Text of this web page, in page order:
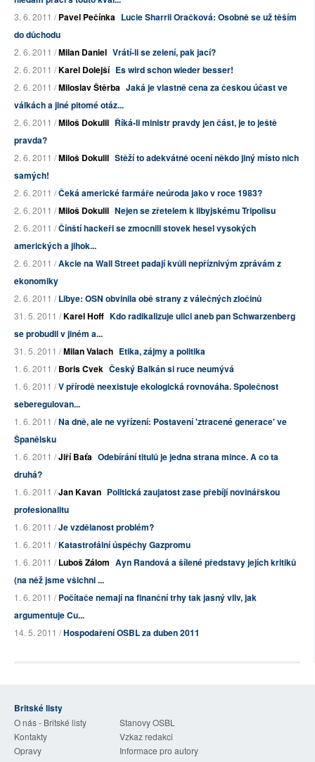
3. 6. 2011 /Pavel Pečínka Lucie Sharrii Oračková: Osobně se už těším
do důchodu
2. 6. 2011 /Milan Daniel Vrátí-li se zelení, pak jací?
2. 6. 2011 /Karel Dolejší Es wird schon wieder besser!
2. 6. 2011 /Miloslav Štěrba Jaká je vlastně cena za českou účast ve
válkách a jiné pitomé otáz...
2. 6. 2011 /Miloš Dokulil Říká-li ministr pravdy jen část, je to ještě
pravda?
2. 6. 2011 /Miloš Dokulil Stěží to adekvátně ocení někdo jiný místo nich
samých!
2. 6. 2011 /Čeká americké farmáře neúroda jako v roce 1983?
2. 6. 2011 /Miloš Dokulil Nejen se zřetelem k libyjskému Tripolisu
2. 6. 2011 /Čínští hackeři se zmocnili stovek hesel vysokých
amerických a jihok...
2. 6. 2011 /Akcie na Wall Street padají kvůli nepříznivým zprávám z
ekonomiky
2. 6. 2011 /Libye: OSN obvinila obě strany z válečných zločinů
31. 5. 2011 /Karel Hoff Kdo radikalizuje ulici aneb pan Schwarzenberg
se probudil v jiném a...
31. 5. 2011 /Milan Valach Etika, zájmy a politika
1. 6. 2011 /Boris Cvek Český Balkán si ruce neumývá
1. 6. 2011 /V přírodě neexistuje ekologická rovnováha. Společnost
seberegulovan...
1. 6. 2011 /Na dně, ale ne vyřízení: Postavení 'ztracené generace' ve
Španělsku
1. 6. 2011 /Jiří Baťa Odebírání titulů je jedna strana mince. A co ta
druhá?
1. 6. 2011 /Jan Kavan Politická zaujatost zase přebíjí novinářskou
profesionalitu
1. 6. 2011 /Je vzdělanost problém?
1. 6. 2011 /Katastrofální úspěchy Gazpromu
1. 6. 2011 /Luboš Zálom Ayn Randová a šílené představy jejích kritiků
(na něž jsme všichni ...
1. 6. 2011 /Počítače nemají na finanční trhy tak jasný vliv, jak
argumentuje Cu...
14. 5. 2011 /Hospodaření OSBL za duben 2011
Britské listy
O nás - Britské listy
Stanovy OSBL
Kontakty
Vzkaz redakci
Opravy
Informace pro autory